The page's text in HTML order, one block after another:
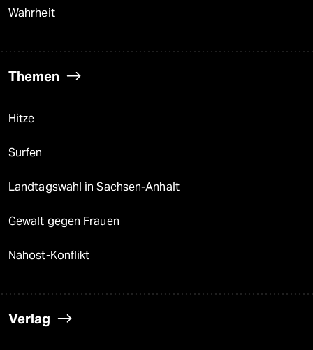
Wahrheit
Themen
Hitze
Surfen
Landtagswahl in Sachsen-Anhalt
Gewalt gegen Frauen
Nahost-Konflikt
Verlag